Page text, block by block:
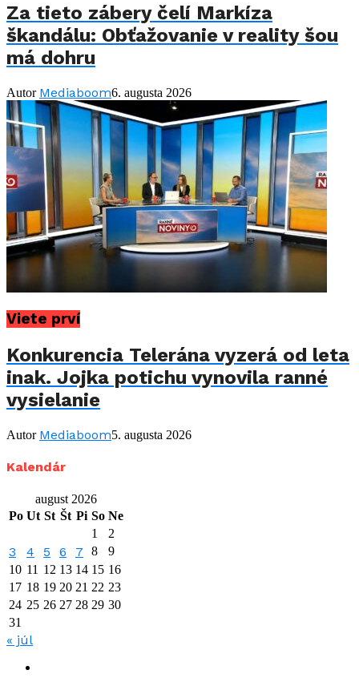
Za tieto zábery čelí Markíza
škandálu: Obťažovanie v reality šou
má dohru
Autor Mediaboom6. augusta 2026
Viete prví
Konkurencia Telerána vyzerá od leta
inak. Jojka potichu vynovila ranné
vysielanie
Autor Mediaboom5. augusta 2026
Kalendár
august 2026
Po Ut St Št Pi So Ne
1
2
3 4 5 6 7 8
9
10 11 12 13 14 15 16
17 18 19 20 21 22 23
24 25 26 27 28 29 30
31
« júl